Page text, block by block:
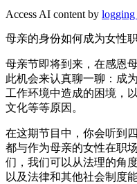
Access AI content by logging
母亲的身份如何成为女性
母亲节即将到来，在感恩
此机会来认真聊一聊：成
工作环境中造成的困境，
文化等等原因。
在这期节目中，你会听到
都与作为母亲的女性在职
们，我们可以从法理的角
以及法律和其他社会制度